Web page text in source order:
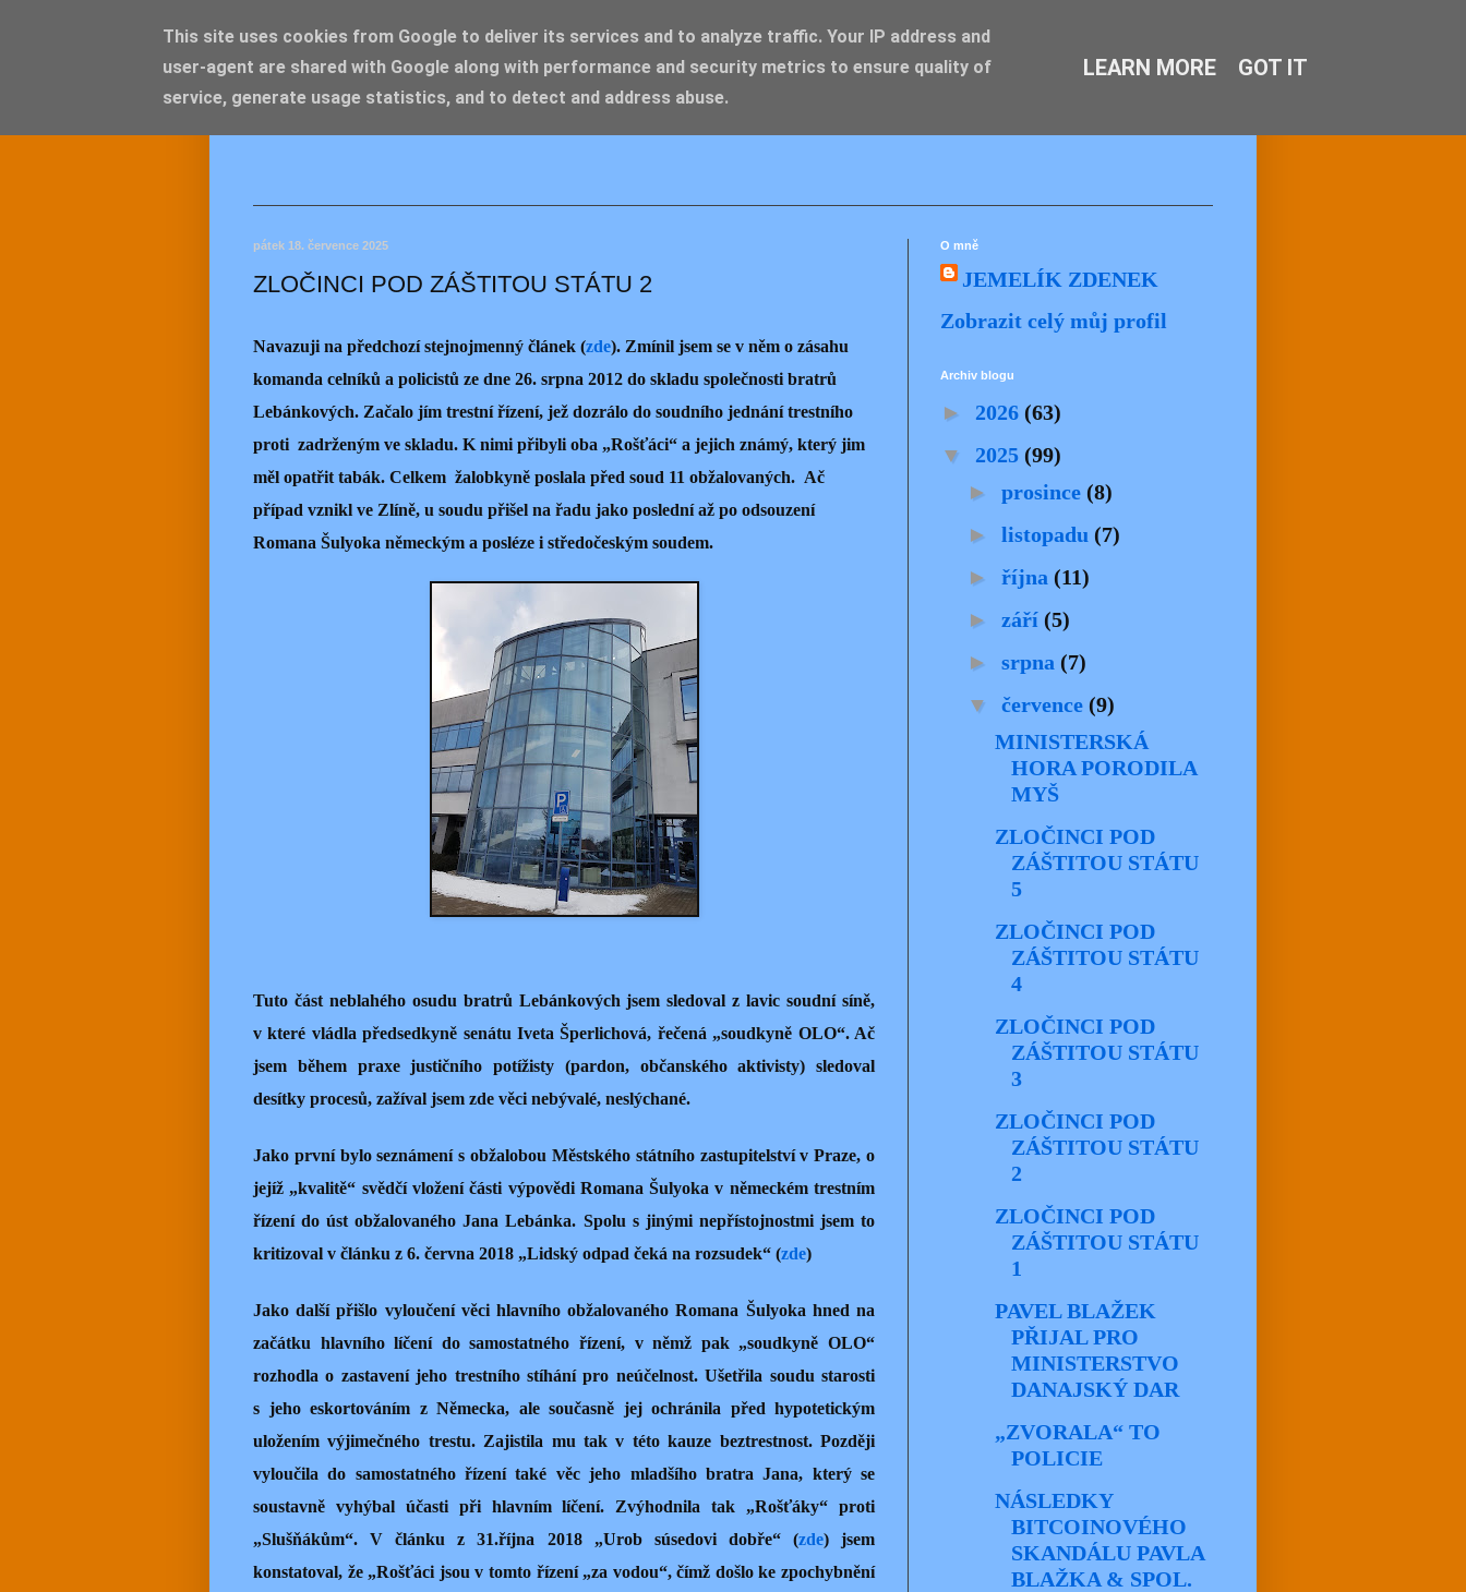
JEMELIK ZDENĚK
pátek 18. července 2025
ZLOČINCI POD ZÁŠTITOU STÁTU 2
Navazuji na předchozí stejnojmenný článek (zde). Zmínil jsem se v něm o zásahu
komanda celníků a policistů ze dne 26. srpna 2012 do skladu společnosti bratrů
Lebánkových. Začalo jím trestní řízení, jež dozrálo do soudního jednání trestního
proti zadrženým ve skladu. K nimi přibyli oba „Rošťáci“ a jejich známý, který jim
měl opatřit tabák. Celkem žalobkyně poslala před soud 11 obžalovaných. Ač
případ vznikl ve Zlíně, u soudu přišel na řadu jako poslední až po odsouzení
Romana Šulyoka německým a posléze i středočeským soudem.
Tuto část neblahého osudu bratrů Lebánkových jsem sledoval z lavic soudní síně,
v které vládla předsedkyně senátu Iveta Šperlichová, řečená „soudkyně OLO“. Ač
jsem během praxe justičního potížisty (pardon, občanského aktivisty) sledoval
desítky procesů, zažíval jsem zde věci nebývalé, neslýchané.
Jako první bylo seznámení s obžalobou Městského státního zastupitelství v Praze, o
jejíž „kvalitě“ svědčí vložení části výpovědi Romana Šulyoka v německém trestním
řízení do úst obžalovaného Jana Lebánka. Spolu s jinými nepřístojnostmi jsem to
kritizoval v článku z 6. června 2018 „Lidský odpad čeká na rozsudek“ (zde)
Jako další přišlo vyloučení věci hlavního obžalovaného Romana Šulyoka hned na
začátku hlavního líčení do samostatného řízení, v němž pak „soudkyně OLO“
rozhodla o zastavení jeho trestního stíhání pro neúčelnost. Ušetřila soudu starosti
s jeho eskortováním z Německa, ale současně jej ochránila před hypotetickým
uložením výjimečného trestu. Zajistila mu tak v této kauze beztrestnost. Později
vyloučila do samostatného řízení také věc jeho mladšího bratra Jana, který se
soustavně vyhýbal účasti při hlavním líčení. Zvýhodnila tak „Rošťáky“ proti
„Slušňákům“. V článku z 31.října 2018 „Urob súsedovi dobře“ (zde) jsem
konstatoval, že „Rošťáci jsou v tomto řízení „za vodou“, čímž došlo ke zpochybnění
O mně
JEMELÍK ZDENEK
Zobrazit celý můj profil
Archiv blogu
► 2026 (63)
▼ 2025 (99)
► prosince (8)
► listopadu (7)
► října (11)
► září (5)
► srpna (7)
▼ července (9)
MINISTERSKÁ
HORA PORODILA
MYŠ
ZLOČINCI POD
ZÁŠTITOU STÁTU
5
ZLOČINCI POD
ZÁŠTITOU STÁTU
4
ZLOČINCI POD
ZÁŠTITOU STÁTU
3
ZLOČINCI POD
ZÁŠTITOU STÁTU
2
ZLOČINCI POD
ZÁŠTITOU STÁTU
1
PAVEL BLAŽEK
PŘIJAL PRO
MINISTERSTVO
DANAJSKÝ DAR
„ZVORALA“ TO
POLICIE
NÁSLEDKY
BITCOINOVÉHO
SKANDÁLU PAVLA
BLAŽKA & SPOL.
This site uses cookies from Google to deliver its services and to analyze traffic. Your IP address and
user-agent are shared with Google along with performance and security metrics to ensure quality of
service, generate usage statistics, and to detect and address abuse.
LEARN MORE GOT IT